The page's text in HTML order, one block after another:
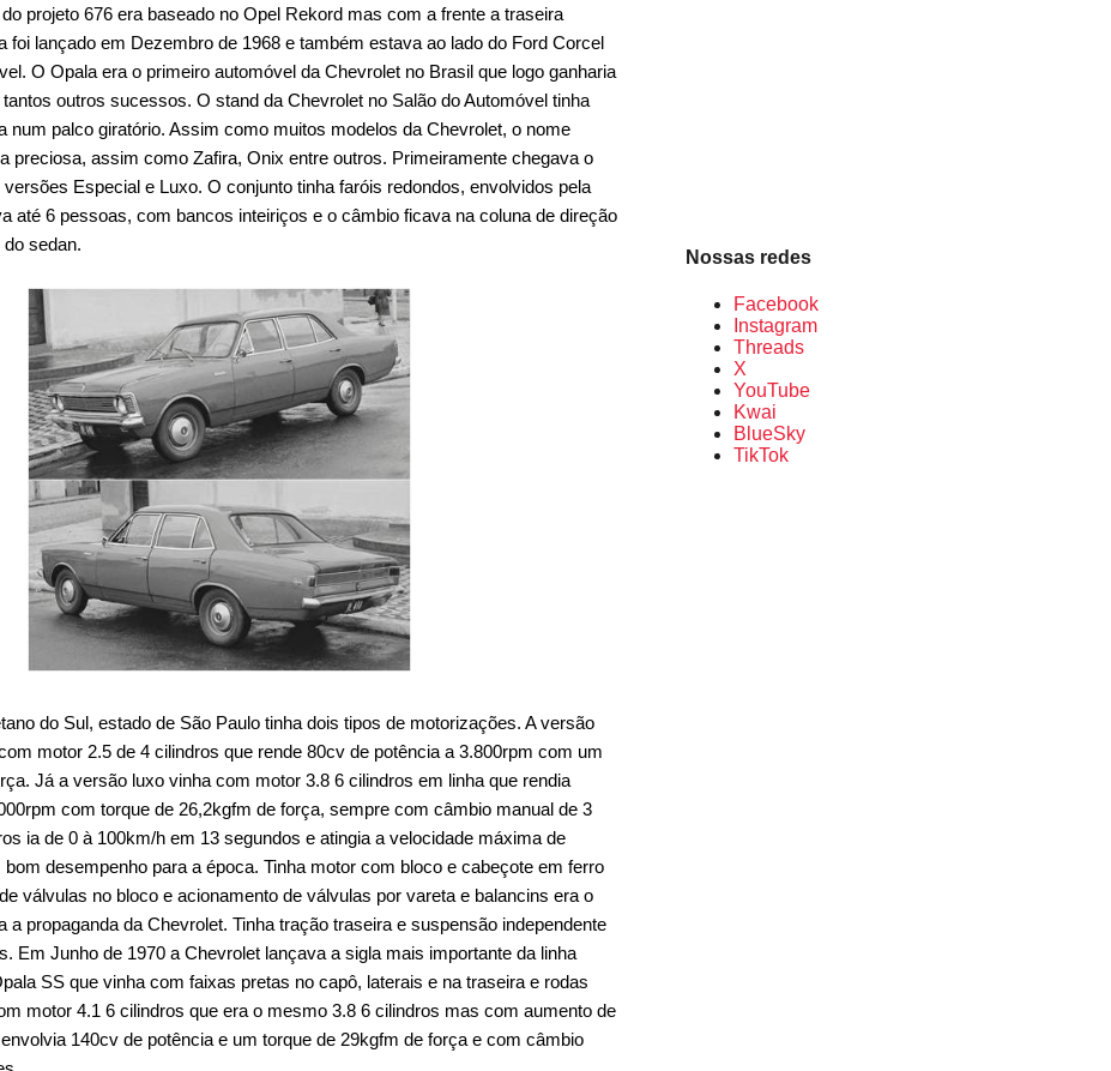
Nossas redes
Facebook
Instagram
Threads
X
YouTube
Kwai
BlueSky
TikTok
projeto 676 era baseado no Opel Rekord mas com a frente a traseira
foi lançado em Dezembro de 1968 e também estava ao lado do Ford Corcel
O Opala era o primeiro automóvel da Chevrolet no Brasil que logo ganharia
outros sucessos. O stand da Chevrolet no Salão do Automóvel tinha
num palco giratório. Assim como muitos modelos da Chevrolet, o nome
preciosa, assim como Zafira, Onix entre outros. Primeiramente chegava o
Especial e Luxo. O conjunto tinha faróis redondos, envolvidos pela
até 6 pessoas, com bancos inteiriços e o câmbio ficava na coluna de direção
sedan.
do Sul, estado de São Paulo tinha dois tipos de motorizações. A versão
motor 2.5 de 4 cilindros que rende 80cv de potência a 3.800rpm com um
Já a versão luxo vinha com motor 3.8 6 cilindros em linha que rendia
com torque de 26,2kgfm de força, sempre com câmbio manual de 3
ia de 0 à 100km/h em 13 segundos e atingia a velocidade máxima de
desempenho para a época. Tinha motor com bloco e cabeçote em ferro
válvulas no bloco e acionamento de válvulas por vareta e balancins era o
a propaganda da Chevrolet. Tinha tração traseira e suspensão independente
Em Junho de 1970 a Chevrolet lançava a sigla mais importante da linha
SS que vinha com faixas pretas no capô, laterais e na traseira e rodas
motor 4.1 6 cilindros que era o mesmo 3.8 6 cilindros mas com aumento de
140cv de potência e um torque de 29kgfm de força e com câmbio